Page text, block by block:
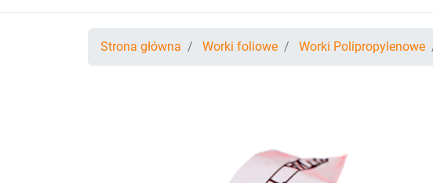
Strona główna Worki foliowe Worki Polipropylenowe